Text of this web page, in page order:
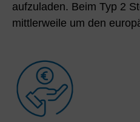
aufzuladen. Beim Typ 2
mittlerweile um den